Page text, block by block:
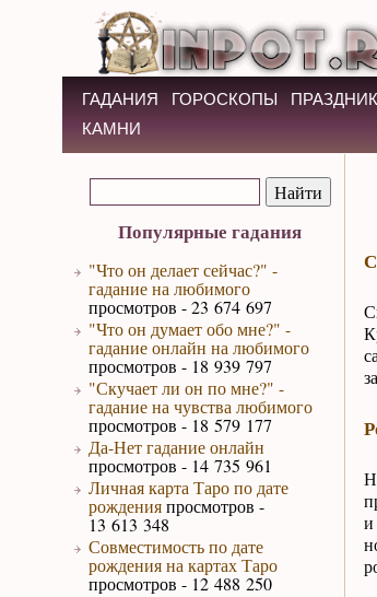
ГАДАНИЯ ГОРОСКОПЫ
КАМНИ
Популярные гадания
"Что он делает сейчас?" -
гадание на любимого
просмотров - 23 674 697
"Что он думает обо мне?" -
гадание онлайн на любимого
просмотров - 18 939 797
"Скучает ли он по мне?" -
гадание на чувства любимого
просмотров - 18 579 177
Да-Нет гадание онлайн
просмотров - 14 735 961
Личная карта Таро по дате
рожденияпросмотров -
13 613 348
Совместимость по дате
рождения на картах Таро
просмотров - 12 488 250
и